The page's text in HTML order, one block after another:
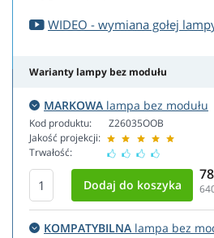
WIDEO - wymiana gołej
Warianty lampy bez modułu
MARKOWA lampa bez modułu
Kod produktu:
Jakość projekcji:
Trwałość:
Z26035OOB
KOMPATYBILNA lampa bez